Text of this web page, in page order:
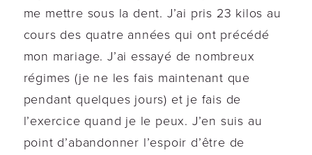
me mettre sous la dent. J’ai pris 23 kilos au
cours des quatre années qui ont précédé
mon mariage. J’ai essayé de nombreux
régimes (je ne les fais maintenant que
pendant quelques jours) et je fais de
l’exercice quand je le peux. J’en suis au
point d’abandonner l’espoir d’être de